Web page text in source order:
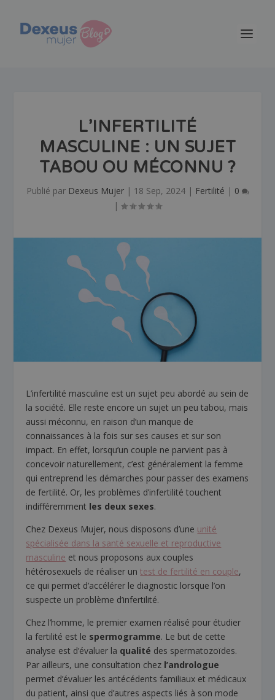
L’INFERTILITÉ
MASCULINE : UN SUJET
TABOU OU MÉCONNU ?
Publié par Dexeus Mujer| 18 Sep, 2024| Fertilité | 0
|
L’infertilité masculine est un sujet peu abordé au sein de
la société. Elle reste encore un sujet un peu tabou, mais
aussi méconnu, en raison d’un manque de
connaissances à la fois sur ses causes et sur son
impact. En effet, lorsqu’un couple ne parvient pas à
concevoir naturellement, c’est généralement la femme
qui entreprend les démarches pour passer des examens
de fertilité. Or, les problèmes d’infertilité touchent
indifféremment les deux sexes.
Chez Dexeus Mujer, nous disposons d’une unité
spécialisée dans la santé sexuelle et reproductive
masculine et nous proposons aux couples
hétérosexuels de réaliser untest de fertilité en couple,
ce qui permet d’accélérer le diagnostic lorsque l’on
suspecte un problème d’infertilité.
Chez l’homme, le premier examen réalisé pour étudier
la fertilité est le spermogramme. Le but de cette
analyse est d’évaluer la qualité des spermatozoïdes.
Par ailleurs, une consultation chez l’andrologue
permet d’évaluer les antécédents familiaux et médicaux
du patient, ainsi que d’autres aspects liés à son mode